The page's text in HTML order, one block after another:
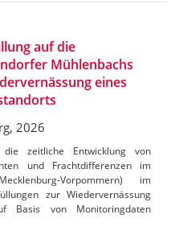
auf die
Mühlenbachs
eines
2026
zeitliche Entwicklung von
und Frachtdifferenzen im
Vorpommern) im
zur Wiedervernässung
Basis von Monitoringdaten